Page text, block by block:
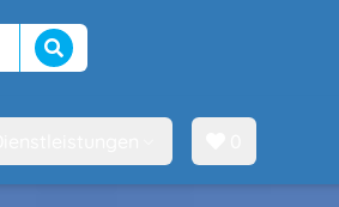
Suche beginnen